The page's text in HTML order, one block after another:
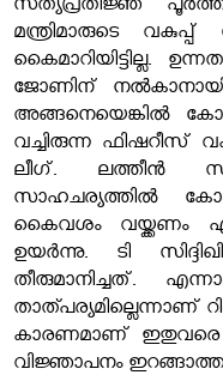
സത്യപ്രതിജ്ഞ
മന്ത്രിമാരുടെ
കൈമാറിയിട്ടില്ല.
ജോണിന്
അങ്ങനെയെങ്കിൽ
വച്ചിരുന്ന ഫിഷറീസ്
ലീഗ്. ലത്തീൻ സഭ
സാഹചര്യത്തിൽ
കൈവശം വയ്ക്കണം
ഉയർന്നു. ടി
തീരുമാനിച്ചത്.
താത്പര്യമില്ലെന്നാണ്
കാരണമാണ് ഇതുവരെ
വിജ്ഞാപനം